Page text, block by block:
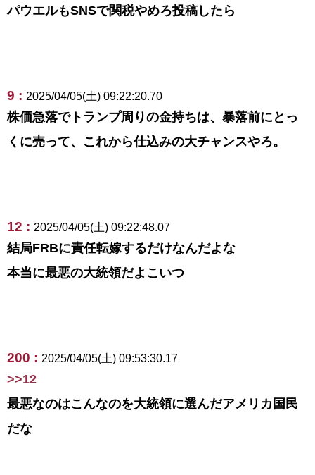
パウエルもSNSで関税やめろ投稿したら
9 : 2025/04/05(土) 09:22:20.70
株価急落でトランプ周りの金持ちは、暴落前にとっ
くに売って、これから仕込みの大チャンスやろ。
12 : 2025/04/05(土) 09:22:48.07
結局FRBに責任転嫁するだけなんだよな
本当に最悪の大統領だよこいつ
200 : 2025/04/05(土) 09:53:30.17
>>12
最悪なのはこんなのを大統領に選んだアメリカ国民
だな